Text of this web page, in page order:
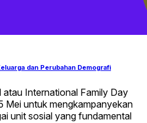
dan Perubahan Demografi
atau International Family Day
Mei untuk mengkampanyekan
unit sosial yang fundamental